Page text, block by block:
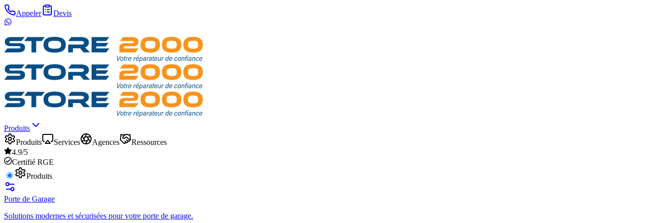
Appeler Devis
Produits
Produits
Services Agences
Ressources
4.9/5
Certifié RGE
Produits
Porte de Garage
Solutions modernes et sécurisées pour votre porte de garage.